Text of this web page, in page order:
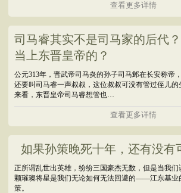
查看更多详情
司马睿其实不是司马家的后代
当上东晋皇帝的？
公元313年，晋武帝司马炎的孙子司马邺在长安称帝
还要叫司马睿一声叔叔，这位叔叔可没有管过侄儿
来看，东晋皇帝司马睿想管也…
查看更多详情
如果孙策晚死十年，还有没有
正所谓乱世出英雄，纷纷三国豪杰无数，但是当我
颗璀璨将星是我们无论如何无法回避的——江东基业
策。